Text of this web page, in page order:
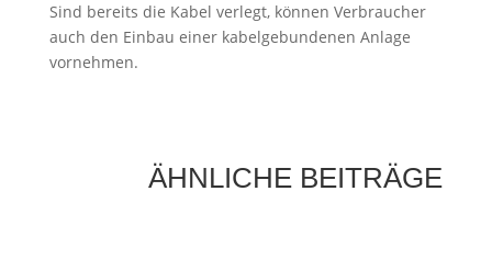
Sind bereits die Kabel verlegt, können Verbraucher
auch den Einbau einer kabelgebundenen Anlage
vornehmen.
ÄHNLICHE BEITRÄGE